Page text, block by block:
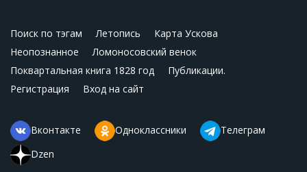
Поиск по тэгам Летопись
Карта Ускова
Неопознанное
Ломоносовский венок
Поквартальная книга 1828 год
Публикации.
Регистрация
Вход на сайт
Вконтакте Одноклассники
Телеграм
Dzen